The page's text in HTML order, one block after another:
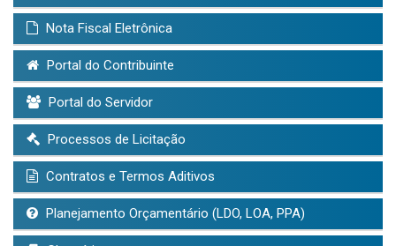
Nota Fiscal Eletrônica
Portal do Contribuinte
Portal do Servidor
Processos de Licitação
Contratos e Termos Aditivos
Planejamento Orçamentário (LDO, LOA, PPA)